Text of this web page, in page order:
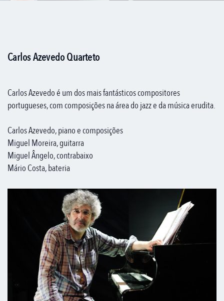
Carlos Azevedo Quarteto
Carlos Azevedo é um dos mais fantásticos compositores
portugueses, com composições na área do jazz e da música erudita.
Carlos Azevedo, piano e composições
Miguel Moreira, guitarra
Miguel Ângelo, contrabaixo
Mário Costa, bateria